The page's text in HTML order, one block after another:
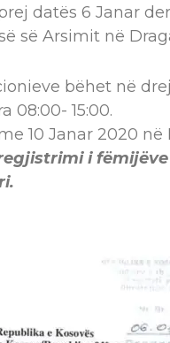
datës 6 Janar
së Arsimit në
bëhet në
08:00- 15:00.
10 Janar 2020 në
i